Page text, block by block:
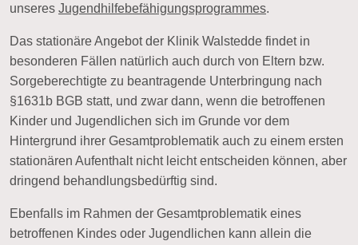
unseres Jugendhilfebefähigungsprogrammes.
Das stationäre Angebot der Klinik Walstedde findet in
besonderen Fällen natürlich auch durch von Eltern bzw.
Sorgeberechtigte zu beantragende Unterbringung nach
§1631b BGB statt, und zwar dann, wenn die betroffenen
Kinder und Jugendlichen sich im Grunde vor dem
Hintergrund ihrer Gesamtproblematik auch zu einem ersten
stationären Aufenthalt nicht leicht entscheiden können, aber
dringend behandlungsbedürftig sind.
Ebenfalls im Rahmen der Gesamtproblematik eines
betroffenen Kindes oder Jugendlichen kann allein die